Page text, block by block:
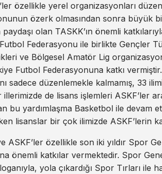
özellikle yerel organizasyonları
özerk olmasından sonra büyük
olan TASKK’ın önemli
Federasyonu ile birlikte Gençler
ve Bölgesel Amatör Lig
Futbol Federasyonuna katkı
sadece düzenlemekle kalmamış, 33
illerimizde de lisans işlemleri ASKF’ler
bu yardımlaşma Basketbol ile devam
lisanslar bir çok ilimizde ASKF’lerin
ASKF’ler özellikle son iki yıldır Spor
önemli katkılar vermektedir. Spor
yola çıkardığı Spor Tırları